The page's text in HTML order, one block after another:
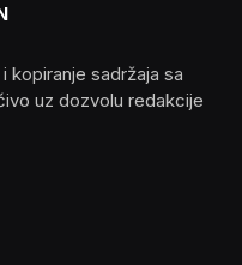
kopiranje sadržaja sa
uz dozvolu redakcije